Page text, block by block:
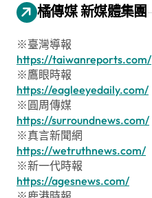
橘傳媒 新媒體集團
※臺灣導報
https://taiwanreports.com/
※鷹眼時報
https://eagleeyedaily.com/
※圓周傳媒
https://surroundnews.com/
※真言新聞網
https://wetruthnews.com/
※新一代時報
https://agesnews.com/